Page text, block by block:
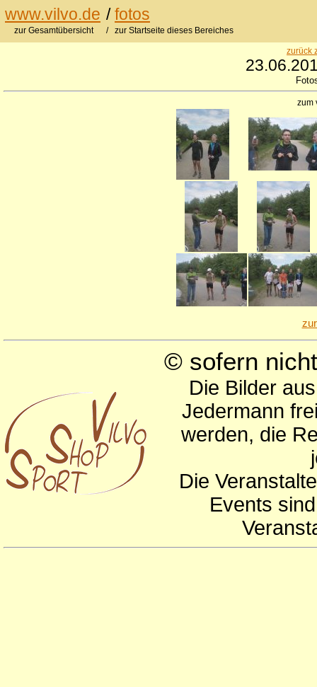
www.vilvo.de /fotos
zur Gesamtübersicht / zur Startseite dieses Bereiches
zurück
zum
© sofern
Die Bilder
Jedermann
werden, die
Die
Events